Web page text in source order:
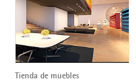
Tienda de muebles